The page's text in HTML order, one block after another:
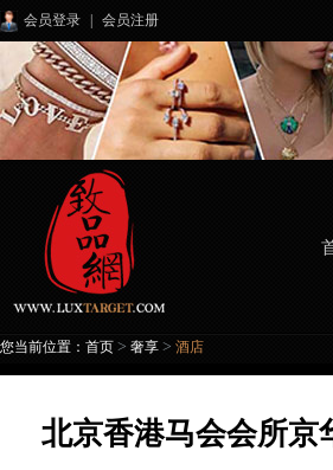
会员登录 会员注册
您当前位置： 首页 > 奢享 > 酒店
北京香港马会会所